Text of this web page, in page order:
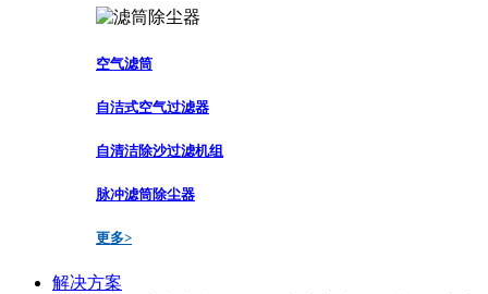
空气滤筒
自洁式空气过滤器
自清洁除沙过滤机组
脉冲滤筒除尘器
更多>
解决方案